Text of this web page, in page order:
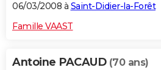
06/03/2008 à Saint-Didier-la-Forêt
Famille VAAST
Antoine PACAUD (70 ans)